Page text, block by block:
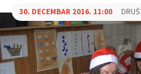
30. DECEMBAR 2016. 11:00